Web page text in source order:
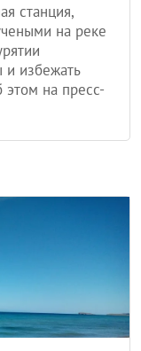
станция,
на реке
и избежать
этом на пресс-